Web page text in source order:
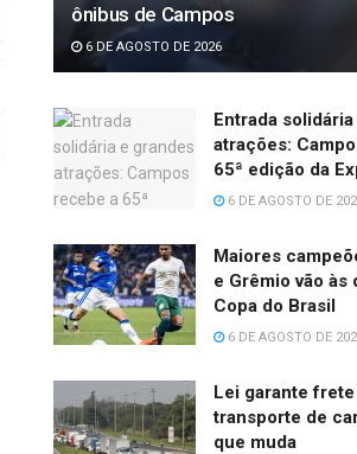
ônibus de Campos
6 DE AGOSTO DE 2026
Entrada
atrações:
65ª edição da
6 DE AGOSTO DE
Maiores
e Grêmio vão às
Copa do Brasil
6 DE AGOSTO DE
Lei garante
transporte de
que muda